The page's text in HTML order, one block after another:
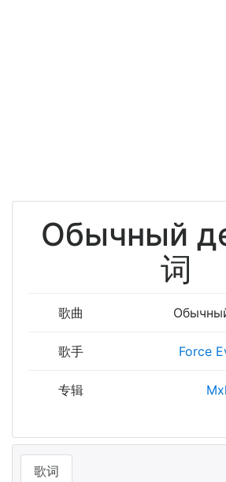
Обычный
词
歌曲
歌手 Force
专辑
歌词